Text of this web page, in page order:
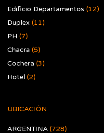
Edificio Departamentos (12)
Duplex (11)
PH (7)
Chacra (5)
Cochera (3)
Hotel (2)
UBICACIÓN
ARGENTINA (728)